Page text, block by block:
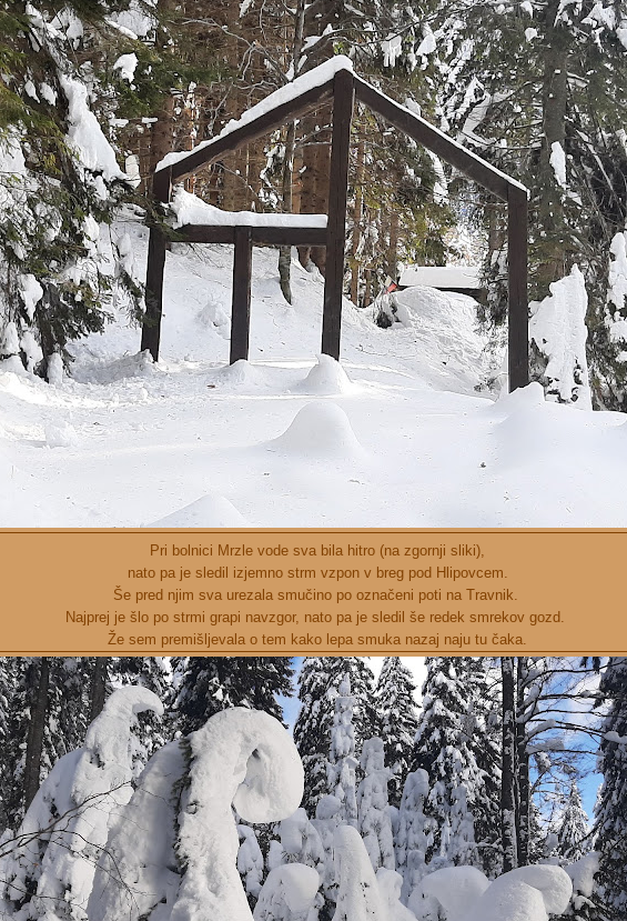
Pri bolnici Mrzle vode sva bila hitro (na zgornji sliki),
nato pa je sledil izjemno strm vzpon v breg pod Hlipovcem.
Še pred njim sva urezala smučino po označeni poti na Travnik.
Najprej je šlo po strmi grapi navzgor, nato pa je sledil še redek smrekov gozd.
Že sem premišljevala o tem kako lepa smuka nazaj naju tu čaka.